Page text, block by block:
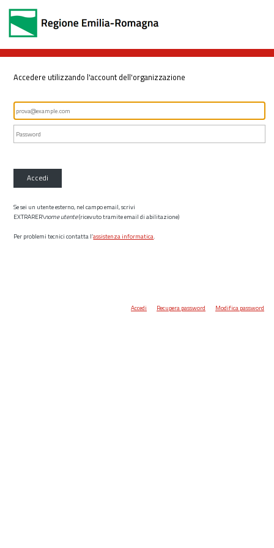
Accedere utilizzando l'account dell'organizzazione
Accedi
Se sei un utente esterno, nel campo email, scrivi
EXTRARER\nome utente(ricevuto tramite email di abilitazione)
Per problemi tecnici contatta l’assistenza informatica.
Accedi Recupera password Modifica password